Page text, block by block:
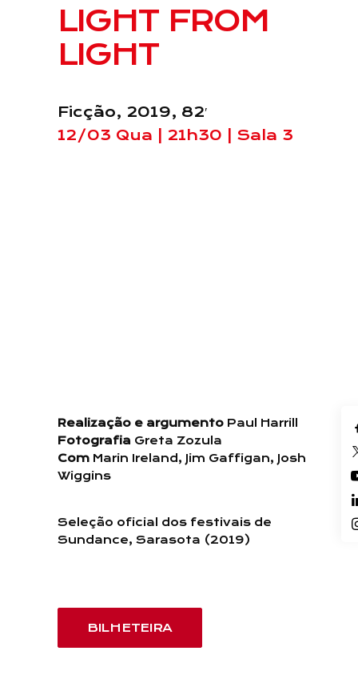
LIGHT FROM
LIGHT
Ficção, 2019, 82′
12/03 Qua | 21h30 | Sala 3
Realização e argumento Paul Harrill
Fotografia Greta Zozula
Com Marin Ireland, Jim Gaffigan, Josh
Wiggins
Seleção oficial dos festivais de
Sundance, Sarasota (2019)
BILHETEIRA